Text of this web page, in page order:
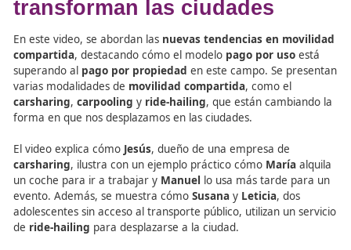
Por Fórmate Editorial
Segura y Sostenible redactadas por ecoDRIVER
Descubre nuestros cursos de FP y conviértete en un
en movilidad. Descúbrelo aquí
Conclusión: La FP en
Movilidad Como Pilar de la
Salud Pública y el
Urbano